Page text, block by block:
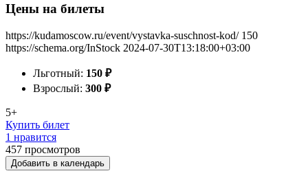
Цены на билеты
https://kudamoscow.ru/event/vystavka-suschnost-kod/ 150
https://schema.org/InStock 2024-07-30T13:18:00+03:00
Льготный: 150 ₽
Взрослый: 300 ₽
5+
Купить билет
1 нравится
457 просмотров
Добавить в календарь